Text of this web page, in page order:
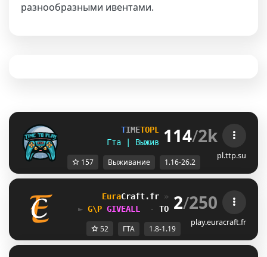
разнообразными ивентами.
TIMETOPL Y ▪ [1 .16 -
]
Гта | Выживание | Полит | Ивенты
114/2k
pl.ttp.su
157 Выживание 1.16-26.2
EuraCraft.fr » GTA, Training
► KDY GIVEALL - TOUS LES DIMANCHE
2/250
play.euracraft.fr
52 ГТА 1.8-1.19